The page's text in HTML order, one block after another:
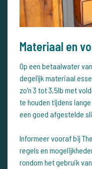
Materiaal en
Op een betaalwater
degelijk materiaal
zo'n 3 tot 3,5lb met
te houden tijdens
een goed afgestelde
Informeer vooraf bij
regels en
rondom het gebruik